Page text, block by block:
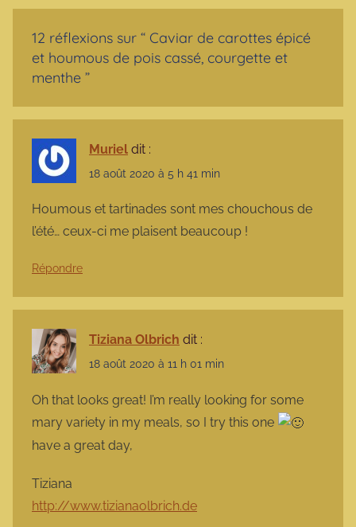
12 réflexions sur “ Caviar de carottes épicé
et houmous de pois cassé, courgette et
menthe ”
Muriel dit :
18 août 2020 à 5 h 41 min
Houmous et tartinades sont mes chouchous de
l’été… ceux-ci me plaisent beaucoup !
Répondre
Tiziana Olbrich dit :
18 août 2020 à 11 h 01 min
Oh that looks great! I’m really looking for some
mary variety in my meals, so I try this one
have a great day,
Tiziana
http://www.tizianaolbrich.de